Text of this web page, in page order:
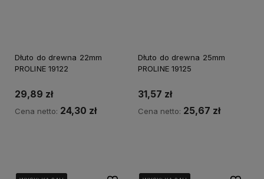
Dłuto do drewna 22mm
PROLINE 19122
29,89 zł
Cena netto: 24,30 zł
Dłuto do drewna 25mm
PROLINE 19125
31,57 zł
Cena netto: 25,67 zł